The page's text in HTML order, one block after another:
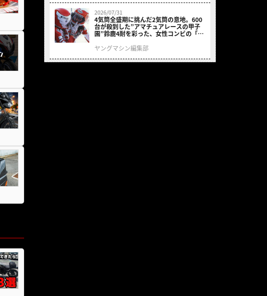
2026/07/31
4気筒全盛期に挑んだ2気筒の意地。600
台が殺到した”アマチュアレースの甲子
園”鈴鹿4耐を彩った、女性コンビの「ス
ヤングマシン編集部